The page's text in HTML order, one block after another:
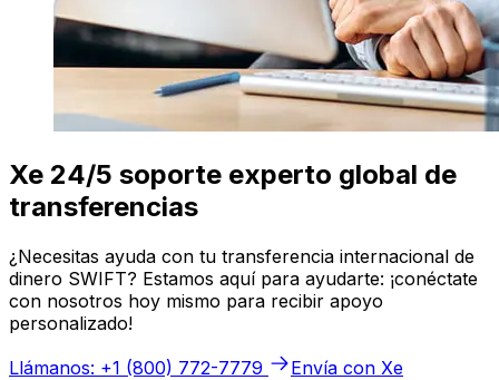
Xe 24/5 soporte experto global de
transferencias
¿Necesitas ayuda con tu transferencia internacional de
dinero SWIFT? Estamos aquí para ayudarte: ¡conéctate
con nosotros hoy mismo para recibir apoyo
personalizado!
Llámanos: +1 (800) 772-7779
Envía con Xe